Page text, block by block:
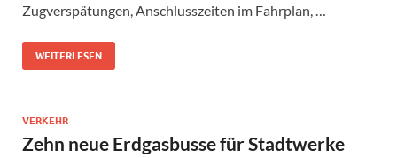
Zugverspätungen, Anschlusszeiten im Fahrplan, …
WEITERLESEN
VERKEHR
Zehn neue Erdgasbusse für Stadtwerke